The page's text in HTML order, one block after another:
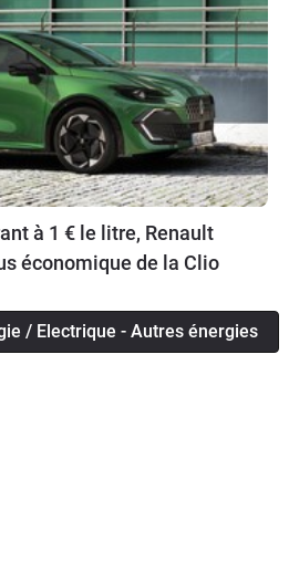
à 1 € le litre, Renault
économique de la Clio
/ Electrique - Autres énergies